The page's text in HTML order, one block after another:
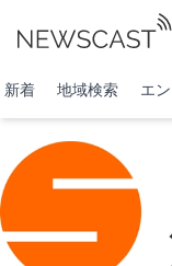
新着 地域検索 エ